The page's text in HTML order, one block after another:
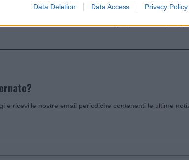
Data Deletion Data Access Privacy Policy
Invia un Comunicato Stampa|Pubblicità|
e ricevi le nostre email periodiche contenenti le ultime